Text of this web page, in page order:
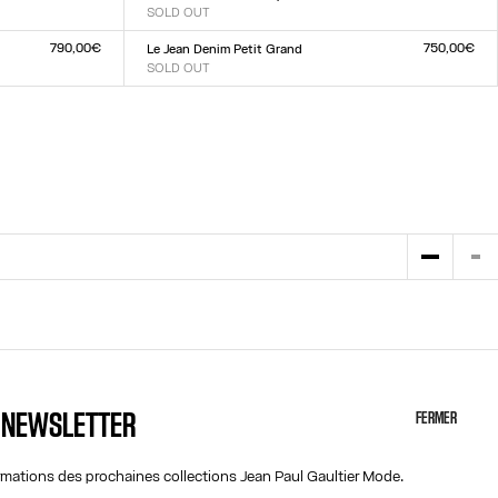
SOLD OUT
23
24 26 27 28293031
790,00€
Le Jean Denim Petit Grand
SOLD OUT
750,00€
AIDE À PROPOS
des prochaines collections Jean Paul Gaultier Mode.
FERMER